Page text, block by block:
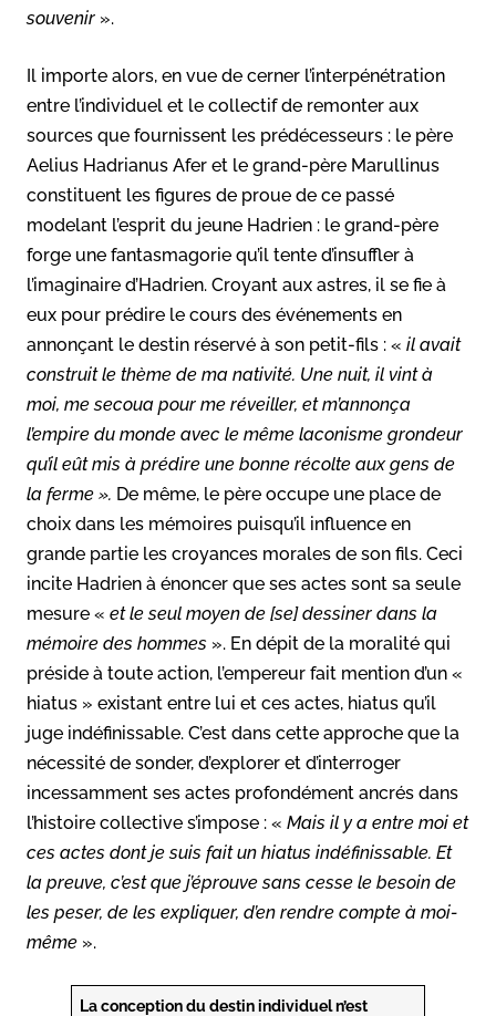
souvenir ».
Il importe alors, en vue de cerner l’interpénétration
entre l’individuel et le collectif de remonter aux
sources que fournissent les prédécesseurs : le père
Aelius Hadrianus Afer et le grand-père Marullinus
constituent les figures de proue de ce passé
modelant l’esprit du jeune Hadrien : le grand-père
forge une fantasmagorie qu’il tente d’insuffler à
l’imaginaire d’Hadrien. Croyant aux astres, il se fie à
eux pour prédire le cours des événements en
annonçant le destin réservé à son petit-fils : « il avait
construit le thème de ma nativité. Une nuit, il vint à
moi, me secoua pour me réveiller, et m’annonça
l’empire du monde avec le même laconisme grondeur
qu’il eût mis à prédire une bonne récolte aux gens de
la ferme ». De même, le père occupe une place de
choix dans les mémoires puisqu’il influence en
grande partie les croyances morales de son fils. Ceci
incite Hadrien à énoncer que ses actes sont sa seule
mesure « et le seul moyen de [se] dessiner dans la
mémoire des hommes ». En dépit de la moralité qui
préside à toute action, l’empereur fait mention d’un «
hiatus » existant entre lui et ces actes, hiatus qu’il
juge indéfinissable. C’est dans cette approche que la
nécessité de sonder, d’explorer et d’interroger
incessamment ses actes profondément ancrés dans
l’histoire collective s’impose : « Mais il y a entre moi et
ces actes dont je suis fait un hiatus indéfinissable. Et
la preuve, c’est que j’éprouve sans cesse le besoin de
les peser, de les expliquer, d’en rendre compte à moi-
même ».
La conception du destin individuel n’est